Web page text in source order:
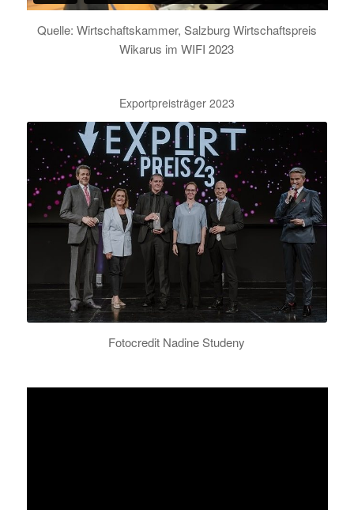
Quelle: Wirtschaftskammer, Salzburg Wirtschaftspreis
Wikarus im WIFI 2023
Exportpreisträger 2023
Fotocredit Nadine Studeny